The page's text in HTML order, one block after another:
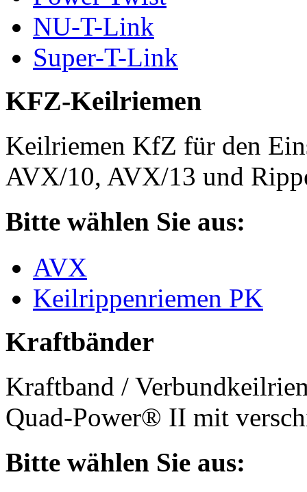
NU-T-Link
Super-T-Link
KFZ-Keilriemen
Keilriemen KfZ für den
AVX/10, AVX/13 und
Bitte wählen Sie aus:
AVX
Keilrippenriemen PK
Kraftbänder
Kraftband /
Quad-Power® II mit
Bitte wählen Sie aus: